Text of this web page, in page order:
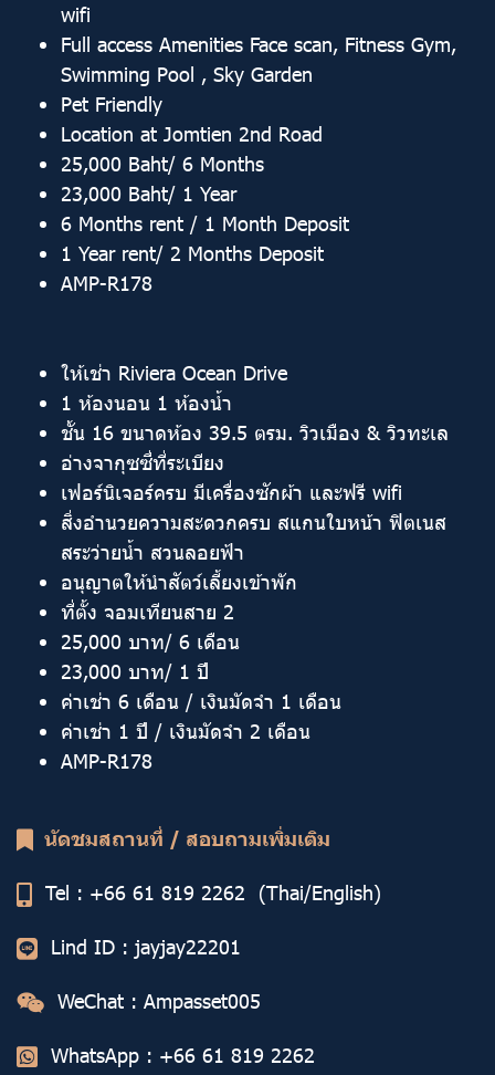
wifi
Full access Amenities Face scan, Fitness Gym,
Swimming Pool , Sky Garden
Pet Friendly
Location at Jomtien 2nd Road
25,000 Baht/ 6 Months
23,000 Baht/ 1 Year
6 Months rent / 1 Month Deposit
1 Year rent/ 2 Months Deposit
AMP-R178
ให้เช่า Riviera Ocean Drive ️
1 ห้องนอน 1 ห้องน้ำ
ชั้น 16 ขนาดห้อง 39.5 ตรม. วิวเมือง & วิวทะเล
อ่างจากุซซี่ที่ระเบียง
เฟอร์นิเจอร์ครบ มีเครื่องซักผ้า และฟรี wifi
สิ่งอำนวยความสะดวกครบ สแกนใบหน้า ฟิตเนส
สระว่ายน้ำ สวนลอยฟ้า
อนุญาตให้นำสัตว์เลี้ยงเข้าพัก
ที่ตั้ง จอมเทียนสาย 2
25,000 บาท/ 6 เดือน
23,000 บาท/ 1 ปี
ค่าเช่า 6 เดือน / เงินมัดจำ 1 เดือน
ค่าเช่า 1 ปี / เงินมัดจำ 2 เดือน
AMP-R178
นัดชมสถานที่ / สอบถามเพิ่มเติม
Tel : +66 61 819 2262 (Thai/English)
Lind ID : jayjay22201
WeChat : Ampasset005
WhatsApp : +66 61 819 2262